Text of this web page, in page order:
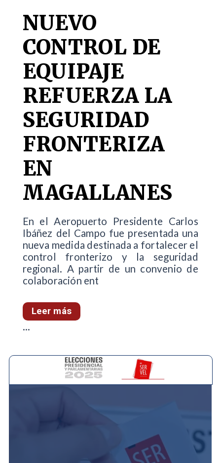
NUEVO
CONTROL DE
EQUIPAJE
REFUERZA LA
SEGURIDAD
FRONTERIZA
EN
MAGALLANES
En el Aeropuerto Presidente Carlos
Ibáñez del Campo fue presentada una
nueva medida destinada a fortalecer el
control fronterizo y la seguridad
regional. A partir de un convenio de
colaboración ent
Leer más
...